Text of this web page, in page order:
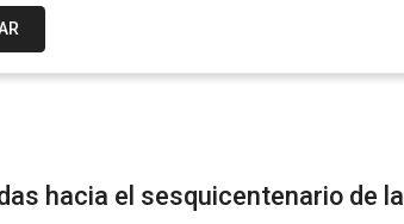
hacia el sesquicentenario de la